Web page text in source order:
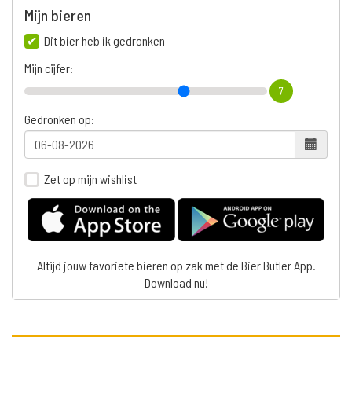
Mijn bieren
Dit bier heb ik gedronken
Mijn cijfer:
7
Gedronken op:
Zet op mijn wishlist
Altijd jouw favoriete bieren op zak met de Bier Butler App.
Download nu!